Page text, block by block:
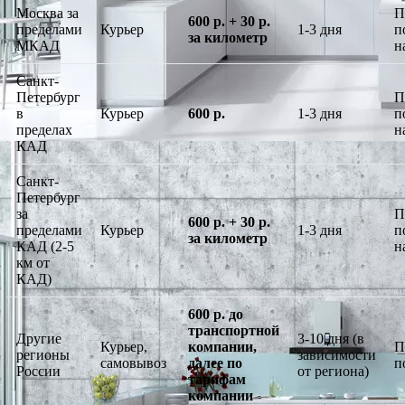
Москва за
пределами
МКАД
Курьер
600 р. + 30 р.
за километр
1-3 дня
Санкт-
Петербург
в
пределах
КАД
Курьер 600 р. 1-3 дня
Санкт-
Петербург
за
пределами
КАД (2-5
км от
КАД)
Курьер
600 р. + 30 р.
за километр
1-3 дня
Другие
регионы
России
Курьер,
самовывоз
600 р. до
транспортной
компании,
далее по
тарифам
компании
3-10 дня (в
зависимости
от региона)